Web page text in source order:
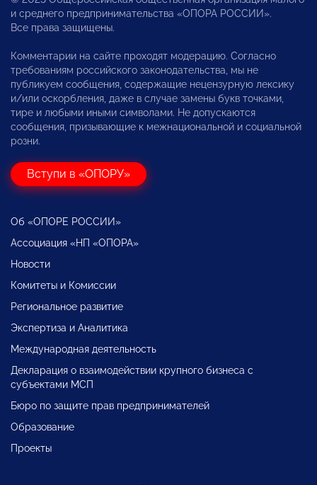
и среднего предпринимательства «ОПОРА РОССИИ».
Все права защищены.
Комментарии на сайте проходят модерацию. Согласно
требованиям российского законодательства, мы не
публикуем сообщения, содержащие нецензурную лексику
и/или оскорбления, даже в случае замены букв точками,
тире и любыми иными символами. Не допускаются
сообщения, призывающие к межнациональной и социальной
розни.
Вступи в «ОПОРУ»
Об «ОПОРЕ РОССИИ»
Ассоциация «НП «ОПОРА»
Новости
Комитеты и Комиссии
Региональное развитие
Экспертиза и Аналитика
Международная деятельность
Декларация о взаимодействии крупного бизнеса с
субъектами МСП
Бюро по защите прав предпринимателей
Образование
Проекты